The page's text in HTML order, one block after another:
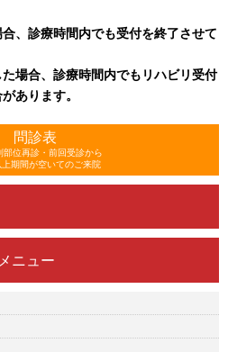
、診療時間内でも受付を終了させて
場合、診療時間内でもリハビリ受付
あります。
問診表
部位再診・前回受診から
期間が空いてのご来院
ニュー